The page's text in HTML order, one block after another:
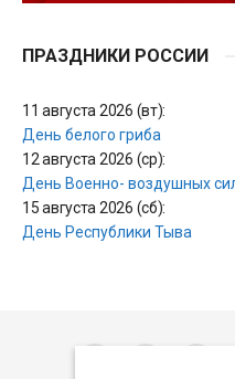
ПРАЗДНИКИ РОССИИ
11 августа 2026 (вт):
День белого гриба
12 августа 2026 (ср):
День Военно- воздушных
15 августа 2026 (сб):
День Республики Тыва